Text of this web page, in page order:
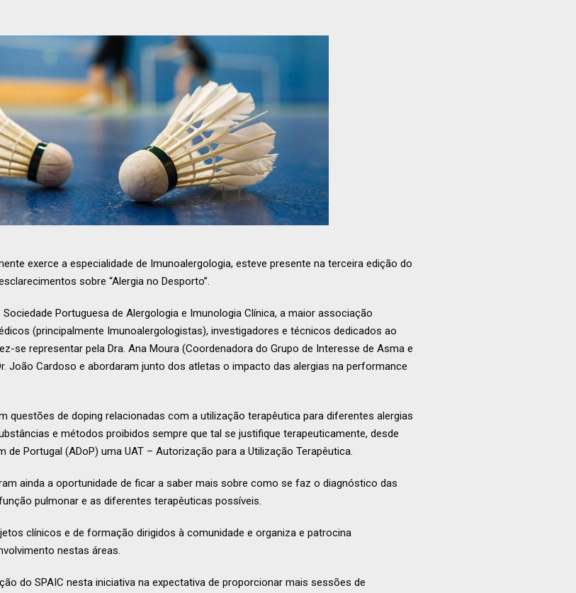
exerce a especialidade de Imunoalergologia, esteve presente na terceira edição do
sobre “Alergia no Desporto”.
Portuguesa de Alergologia e Imunologia Clínica, a maior associação
(principalmente Imunoalergologistas), investigadores e técnicos dedicados ao
se representar pela Dra. Ana Moura (Coordenadora do Grupo de Interesse de Asma e
João Cardoso e abordaram junto dos atletas o impacto das alergias na performance
questões de doping relacionadas com a utilização terapêutica para diferentes alergias
e métodos proibidos sempre que tal se justifique terapeuticamente, desde
Portugal (ADoP) uma UAT – Autorização para a Utilização Terapêutica.
ainda a oportunidade de ficar a saber mais sobre como se faz o diagnóstico das
pulmonar e as diferentes terapêuticas possíveis.
clínicos e de formação dirigidos à comunidade e organiza e patrocina
nestas áreas.
do SPAIC nesta iniciativa na expectativa de proporcionar mais sessões de